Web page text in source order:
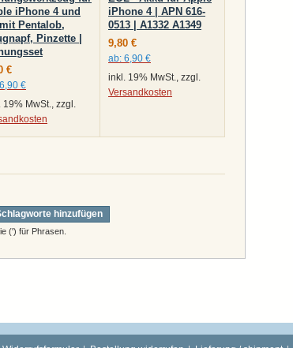
iPhone 4 und
Pentalob,
Pinzette |
€
6,90 €
19% MwSt., zzgl.
iPhone 4 | APN 616-
0513 | A1332 A1349
9,80 €
ab: 6,90 €
inkl. 19% MwSt., zzgl.
Versandkosten
hinzufügen
(') für Phrasen.